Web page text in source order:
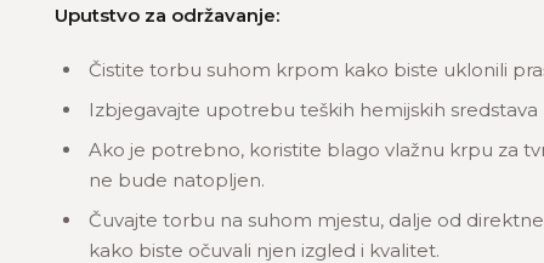
Uputstvo za održavanje:
Čistite torbu suhom krpom kako biste uklonili
Izbjegavajte upotrebu teških hemijskih
Ako je potrebno, koristite blago vlažnu krpu za
ne bude natopljen.
Čuvajte torbu na suhom mjestu, dalje od
kako biste očuvali njen izgled i kvalitet.